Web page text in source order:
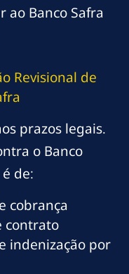
ao Banco Safra
Revisional de
prazos legais.
o Banco
de:
cobrança
contrato
indenização por